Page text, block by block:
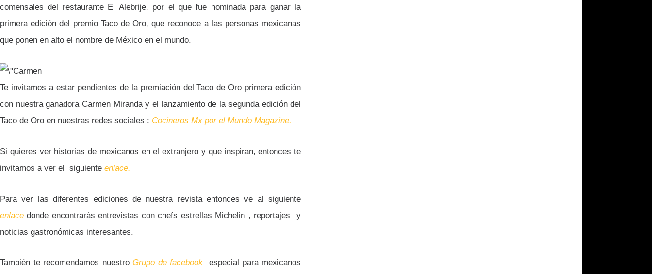
comensales del restaurante El Alebrije, por el que fue nominada para ganar la
primera edición del premio Taco de Oro, que reconoce a las personas mexicanas
que ponen en alto el nombre de México en el mundo.
Te invitamos a estar pendientes de la premiación del Taco de Oro primera edición
con nuestra ganadora Carmen Miranda y el lanzamiento de la segunda edición del
Taco de Oro en nuestras redes sociales : Cocineros Mx por el Mundo Magazine.
Si quieres ver historias de mexicanos en el extranjero y que inspiran, entonces te
invitamos a ver el siguiente enlace.
Para ver las diferentes ediciones de nuestra revista entonces ve al siguiente
enlace donde encontrarás entrevistas con chefs estrellas Michelin , reportajes y
noticias gastronómicas interesantes.
También te recomendamos nuestroGrupo de facebook
especial para mexicanos